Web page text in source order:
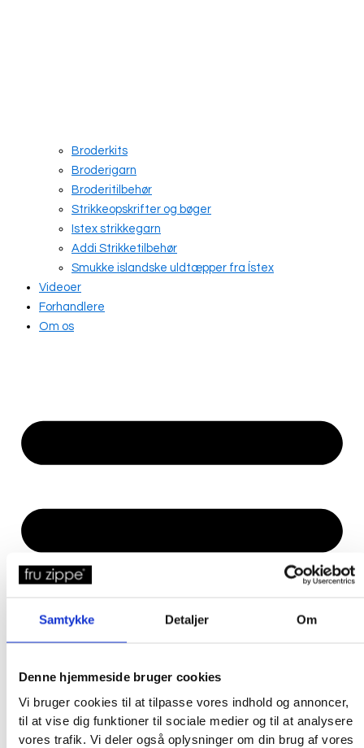
Samtykke Detaljer Om
Denne hjemmeside bruger cookies
Vi bruger cookies til at tilpasse vores indhold og annoncer,
til at vise dig funktioner til sociale medier og til at analysere
vores trafik. Vi deler også oplysninger om din brug af vores
Broderkits
Broderigarn
Broderitilbehør
Strikkeopskrifter og bøger
Istex strikkegarn
Addi Strikketilbehør
Smukke islandske uldtæpper fra Ístex
Videoer
Forhandlere
Om os